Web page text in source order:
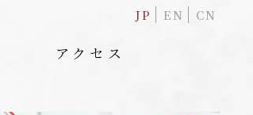
アクセス
JP EN CN